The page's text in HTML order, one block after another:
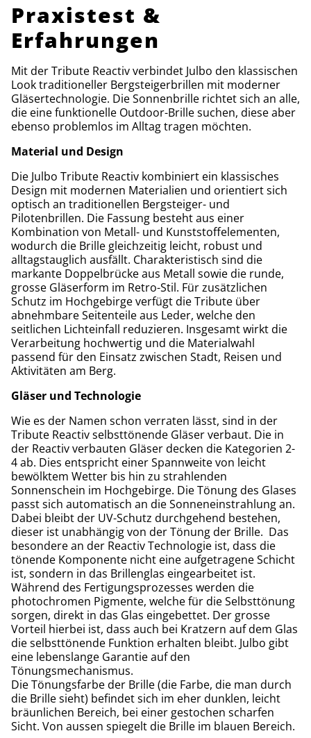
Praxistest &
Erfahrungen
Mit der Tribute Reactiv verbindet Julbo den klassischen
Look traditioneller Bergsteigerbrillen mit moderner
Gläsertechnologie. Die Sonnenbrille richtet sich an alle,
die eine funktionelle Outdoor-Brille suchen, diese aber
ebenso problemlos im Alltag tragen möchten.
Material und Design
Die Julbo Tribute Reactiv kombiniert ein klassisches
Design mit modernen Materialien und orientiert sich
optisch an traditionellen Bergsteiger- und
Pilotenbrillen. Die Fassung besteht aus einer
Kombination von Metall- und Kunststoffelementen,
wodurch die Brille gleichzeitig leicht, robust und
alltagstauglich ausfällt. Charakteristisch sind die
markante Doppelbrücke aus Metall sowie die runde,
grosse Gläserform im Retro-Stil. Für zusätzlichen
Schutz im Hochgebirge verfügt die Tribute über
abnehmbare Seitenteile aus Leder, welche den
seitlichen Lichteinfall reduzieren. Insgesamt wirkt die
Verarbeitung hochwertig und die Materialwahl
passend für den Einsatz zwischen Stadt, Reisen und
Aktivitäten am Berg.
Gläser und Technologie
Wie es der Namen schon verraten lässt, sind in der
Tribute Reactiv selbsttönende Gläser verbaut. Die in
der Reactiv verbauten Gläser decken die Kategorien 2-
4 ab. Dies entspricht einer Spannweite von leicht
bewölktem Wetter bis hin zu strahlenden
Sonnenschein im Hochgebirge. Die Tönung des Glases
passt sich automatisch an die Sonneneinstrahlung an.
Dabei bleibt der UV-Schutz durchgehend bestehen,
dieser ist unabhängig von der Tönung der Brille. Das
besondere an der Reactiv Technologie ist, dass die
tönende Komponente nicht eine aufgetragene Schicht
ist, sondern in das Brillenglas eingearbeitet ist.
Während des Fertigungsprozesses werden die
photochromen Pigmente, welche für die Selbsttönung
sorgen, direkt in das Glas eingebettet. Der grosse
Vorteil hierbei ist, dass auch bei Kratzern auf dem Glas
die selbsttönende Funktion erhalten bleibt. Julbo gibt
eine lebenslange Garantie auf den
Tönungsmechanismus.
Die Tönungsfarbe der Brille (die Farbe, die man durch
die Brille sieht) befindet sich im eher dunklen, leicht
bräunlichen Bereich, bei einer gestochen scharfen
Sicht. Von aussen spiegelt die Brille im blauen Bereich.